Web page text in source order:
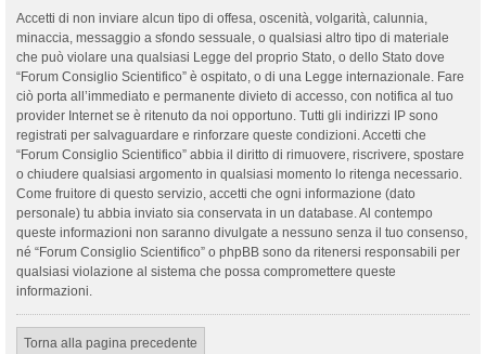
Accetti di non inviare alcun tipo di offesa, oscenità, volgarità, calunnia,
minaccia, messaggio a sfondo sessuale, o qualsiasi altro tipo di materiale
che può violare una qualsiasi Legge del proprio Stato, o dello Stato dove
“Forum Consiglio Scientifico” è ospitato, o di una Legge internazionale. Fare
ciò porta all’immediato e permanente divieto di accesso, con notifica al tuo
provider Internet se è ritenuto da noi opportuno. Tutti gli indirizzi IP sono
registrati per salvaguardare e rinforzare queste condizioni. Accetti che
“Forum Consiglio Scientifico” abbia il diritto di rimuovere, riscrivere, spostare
o chiudere qualsiasi argomento in qualsiasi momento lo ritenga necessario.
Come fruitore di questo servizio, accetti che ogni informazione (dato
personale) tu abbia inviato sia conservata in un database. Al contempo
queste informazioni non saranno divulgate a nessuno senza il tuo consenso,
né “Forum Consiglio Scientifico” o phpBB sono da ritenersi responsabili per
qualsiasi violazione al sistema che possa compromettere queste
informazioni.
Torna alla pagina precedente